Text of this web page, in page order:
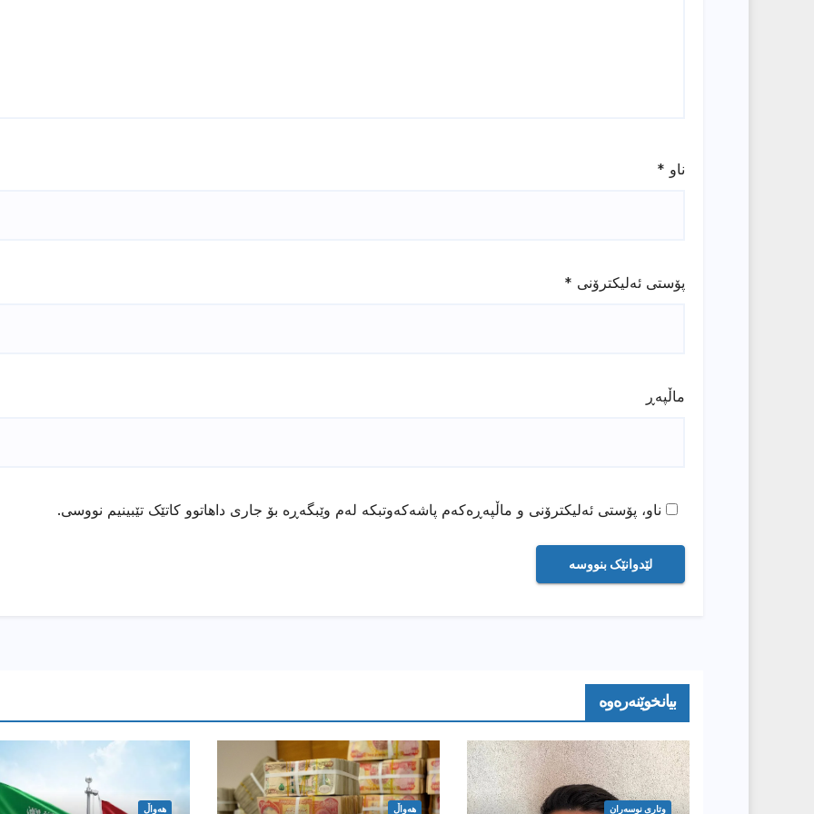
ناو *
پۆستی ئەلیکترۆنی *
ماڵپه‌ڕ
ناو، پۆستی ئەلیکترۆنی و ماڵپەڕەکەم پاشەکەوتبکە لەم وێبگەڕە بۆ جاری داهاتوو کاتێک تێبینیم نووسی.
بیانخوێنەرەوە
وتارى نوسەران هەواڵ هەواڵ